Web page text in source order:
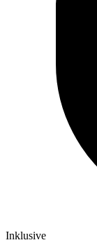
Inklusive